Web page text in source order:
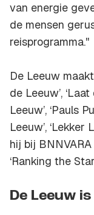
van energie
de mensen
reisprogramma.''
De Leeuw
de Leeuw’, ‘Laat
Leeuw’, ‘Pauls
Leeuw’, ‘Lekker
hij bij
‘Ranking the
De Leeuw